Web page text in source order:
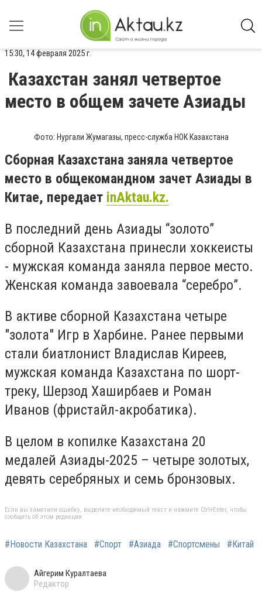
15:30, 14 февраля 2025 г.
Казахстан занял четвертое
место в общем зачете Азиады
Фото: Нургали Жумагазы, пресс-служба НОК Казахстана
Сборная Казахстана заняла четвертое
место в общекомандном зачет Азиады в
Китае, передает inAktau.kz.
В последний день Азиады “золото”
сборной Казахстана принесли хоккеисты
- мужская команда заняла первое место.
Женская команда завоевала “серебро”.
В активе сборной Казахстана четыре
"золота" Игр в Харбине. Ранее первыми
стали биатлонист Владислав Киреев,
мужская команда Казахстана по шорт-
треку, Шерзод Хаширбаев и Роман
Иванов (фристайл-акробатика).
В целом в копилке Казахстана 20
медалей Азиады-2025 – четыре золотых,
девять серебряных и семь бронзовых.
Если вы заметили ошибку, выделите необходимый текст и нажмите Ctrl+Enter, чтобы
сообщить об этом редакции
#Новости Казахстана #Спорт #Азиада #Спортсмены #Китай
Айгерим Куралтаева
Редактор